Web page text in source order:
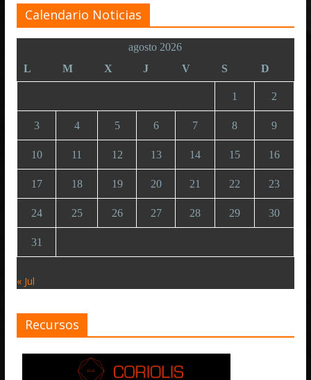
Calendario Noticias
agosto 2026
L
M X J V S D
1 2
3 4 5 6 7 8 9
10 11 12 13 14 15 16
17 18 19 20 21 22 23
24 25 26 27 28 29 30
31
« Jul
Recursos